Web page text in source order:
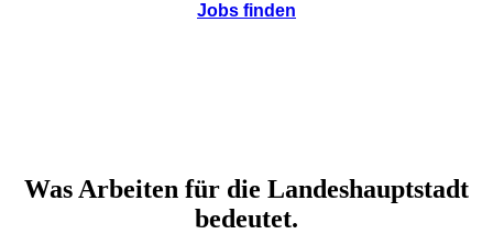
Jobs finden
Was Arbeiten für die Landeshauptstadt
bedeutet.